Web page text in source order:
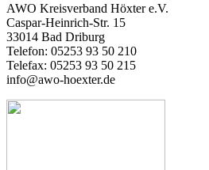
AWO Kreisverband Höxter e.V.
Caspar-Heinrich-Str. 15
33014 Bad Driburg
Telefon: 05253 93 50 210
Telefax: 05253 93 50 215
info@awo-hoexter.de